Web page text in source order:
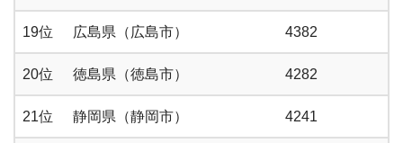
19位 広島県（広島市） 4382
20位 徳島県（徳島市） 4282
21位 静岡県（静岡市） 4241